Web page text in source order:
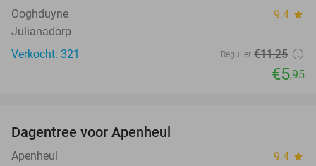
Ooghduyne 9.4 star
Julianadorp
Verkocht: 321
Regulier €11,25
€5,95
Dagentree voor Apenheul
Apenheul 9.4 star